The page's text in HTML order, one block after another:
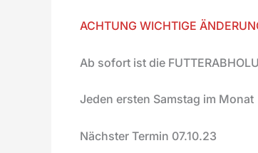
ACHTUNG WICHTIGE
Ab sofort ist die
Jeden ersten Samstag im Monat
Nächster Termin 07.10.23